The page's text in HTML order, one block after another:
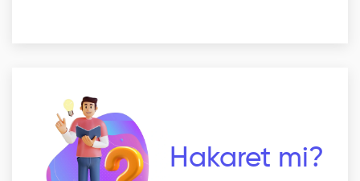
Hakaret mi?